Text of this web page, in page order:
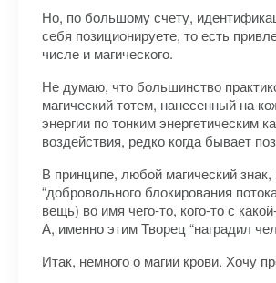
Но, по большому счету,
себя позиционируете, то есть
числе и магического.
Не думаю, что большинство
магический тотем, нанесенный на
энергии по тонким энергетическим
воздействия, редко когда бывает
В принципе, любой магический
“добровольного блокирования
вещь) во имя чего-то, кого-то с
А, именно этим Творец “наградил
Итак, немного о магии крови. Хочу